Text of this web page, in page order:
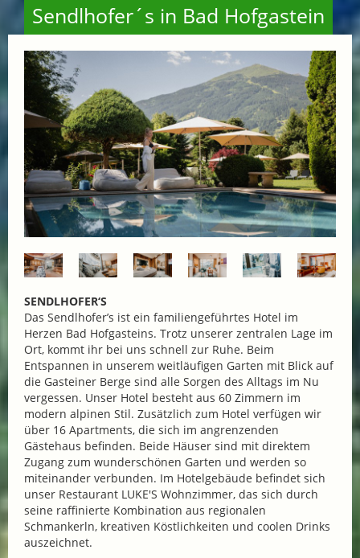
Sendlhofer´s in Bad Hofgastein
SENDLHOFER‘S
Das Sendlhofer’s ist ein familiengeführtes Hotel im
Herzen Bad Hofgasteins. Trotz unserer zentralen Lage im
Ort, kommt ihr bei uns schnell zur Ruhe. Beim
Entspannen in unserem weitläufigen Garten mit Blick auf
die Gasteiner Berge sind alle Sorgen des Alltags im Nu
vergessen. Unser Hotel besteht aus 60 Zimmern im
modern alpinen Stil. Zusätzlich zum Hotel verfügen wir
über 16 Apartments, die sich im angrenzenden
Gästehaus befinden. Beide Häuser sind mit direktem
Zugang zum wunderschönen Garten und werden so
miteinander verbunden. Im Hotelgebäude befindet sich
unser Restaurant LUKE'S Wohnzimmer, das sich durch
seine raffinierte Kombination aus regionalen
Schmankerln, kreativen Köstlichkeiten und coolen Drinks
auszeichnet.